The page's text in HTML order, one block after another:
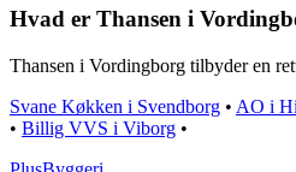
Hvad er Thansen i
Thansen i Vordingborg tilbyder en
Svane Køkken i Svendborg • AO i
• Billig VVS i Viborg •